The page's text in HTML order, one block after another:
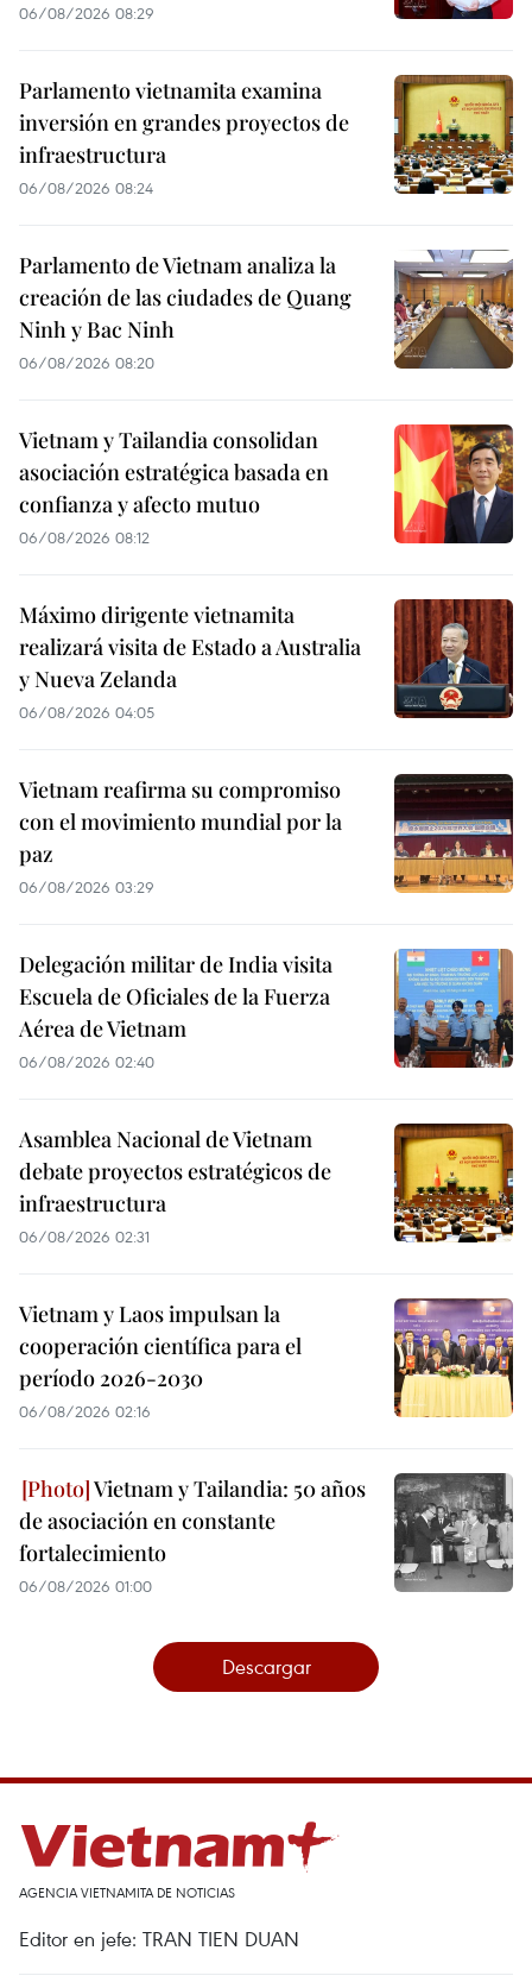
06/08/2026 08:29
Parlamento vietnamita examina
inversión en grandes proyectos de
infraestructura
06/08/2026 08:24
Parlamento de Vietnam analiza la
creación de las ciudades de Quang
Ninh y Bac Ninh
06/08/2026 08:20
Vietnam y Tailandia consolidan
asociación estratégica basada en
confianza y afecto mutuo
06/08/2026 08:12
Máximo dirigente vietnamita
realizará visita de Estado a Australia
y Nueva Zelanda
06/08/2026 04:05
Vietnam reafirma su compromiso
con el movimiento mundial por la
paz
06/08/2026 03:29
Delegación militar de India visita
Escuela de Oficiales de la Fuerza
Aérea de Vietnam
06/08/2026 02:40
Asamblea Nacional de Vietnam
debate proyectos estratégicos de
infraestructura
06/08/2026 02:31
Vietnam y Laos impulsan la
cooperación científica para el
período 2026-2030
06/08/2026 02:16
Vietnam y Tailandia: 50 años
de asociación en constante
fortalecimiento
06/08/2026 01:00
Descargar
AGENCIA VIETNAMITA DE NOTICIAS
Editor en jefe: TRAN TIEN DUAN